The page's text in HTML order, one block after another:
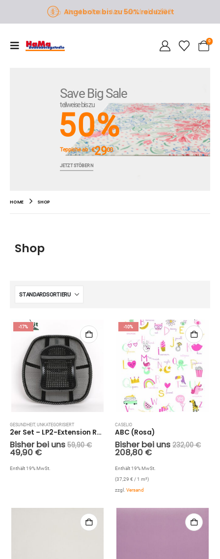
Angebote bis zu 50% reduziert
0
Save Big Sale
teilweise bis zu
50%
Teppiche ab €2900
JETZT STÖBERN
HOME SHOP
Shop
-17%
GESUNDHEIT, UNKATEGORISIERT
2er Set – LP2-Extension Rückenstütze, bis zu 100kg – 10€ günstiger
Bisher bei uns 59,90€
49,90 €
Enthält 19% MwSt.
-10%
CASELIO
ABC (Rosa)
Bisher bei uns 232,00€
208,80 €
Enthält 19% MwSt.
(37,29 € / 1 m²)
zzgl. Versand